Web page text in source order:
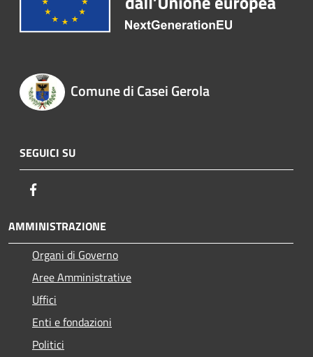
Comune di Casei Gerola
SEGUICI SU
AMMINISTRAZIONE
Organi di Governo
Aree Amministrative
Uffici
Enti e fondazioni
Politici